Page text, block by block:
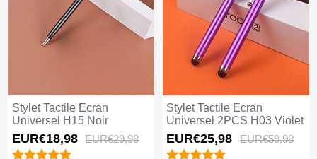
Stylet Tactile Ecran
Universel H15 Noir
EUR€18,98 EUR€29,98
Stylet Tactile Ecran
Universel 2PCS H03 Violet
EUR€25,98 EUR€59,98